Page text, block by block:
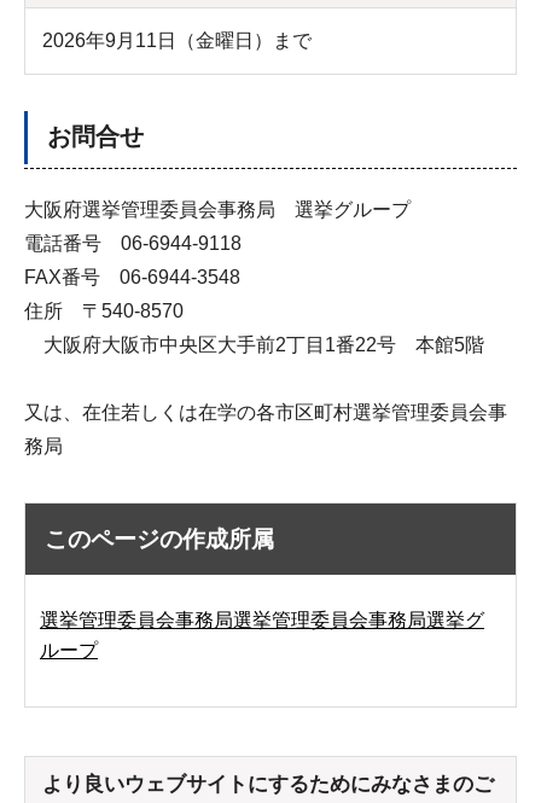
2026年9月11日（金曜日）まで
お問合せ
大阪府選挙管理委員会事務局 選挙グループ
電話番号 06-6944-9118
FAX番号 06-6944-3548
住所 〒540-8570
大阪府大阪市中央区大手前2丁目1番22号 本館5階
又は、在住若しくは在学の各市区町村選挙管理委員会事
務局
このページの作成所属
選挙管理委員会事務局選挙管理委員会事務局選挙グ
ループ
より良いウェブサイトにするためにみなさまのご